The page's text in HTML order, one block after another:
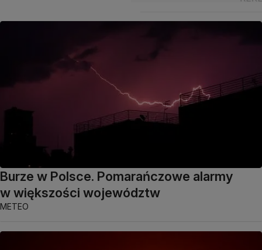
Burze w Polsce. Pomarańczowe alarmy
w większości województw
METEO